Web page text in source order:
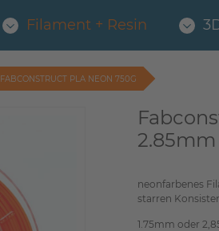
Filament + Resin
FABCONSTRUCT PLA NEON 750G
neonfarbenes
starren
1.75mm oder